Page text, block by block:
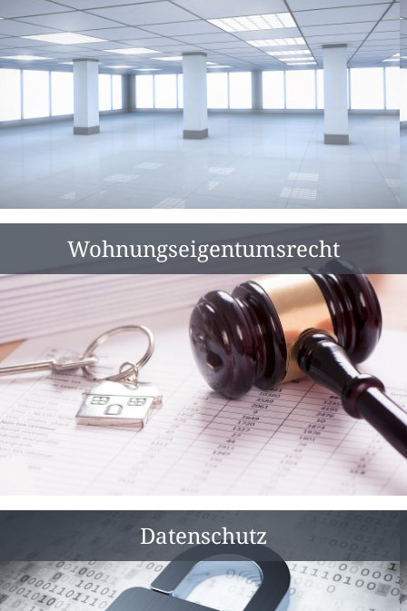
Wohnungs­eigentums­recht
Datenschutz